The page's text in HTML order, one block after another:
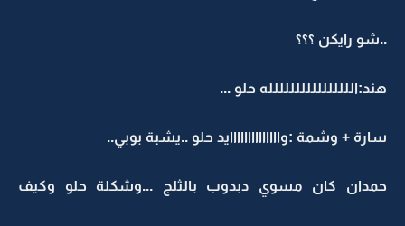
..شو رايكن ؟؟؟
هند:الللللللللللللللله حلو ...
سارة + وشمة :واااااااااااااايد حلو ..يشبة بوبي..
حمدان كان مسوي دبدوب بالثلج ...وشكلة حلو وكيف